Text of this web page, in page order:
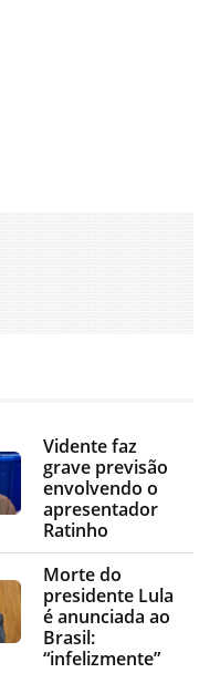
Vidente faz
grave previsão
envolvendo o
apresentador
Ratinho
Morte do
presidente Lula
é anunciada ao
Brasil:
“infelizmente”